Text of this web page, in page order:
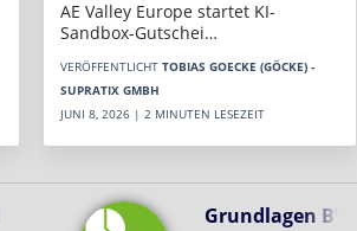
AE Valley Europe startet KI-
Sandbox-Gutschei…
VERÖFFENTLICHT TOBIAS GOECKE (GÖCKE) -
SUPRATIX GMBH
JUNI 8, 2026 | 2 MINUTEN LESEZEIT
Grundlagen BWL